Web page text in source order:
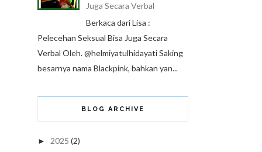
Juga Secara Verbal
Berkaca dari Lisa :
Pelecehan Seksual Bisa Juga Secara
Verbal Oleh. @helmiyatulhidayati Saking
besarnya nama Blackpink, bahkan yan...
BLOG ARCHIVE
► 2025 (2)